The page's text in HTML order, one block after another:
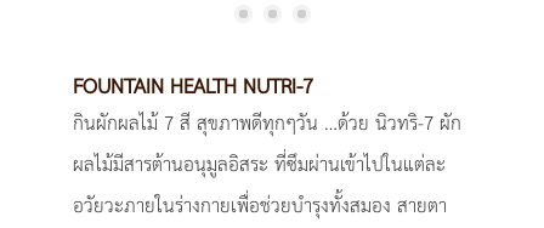
FOUNTAIN HEALTH NUTRI-7
กินผักผลไม้ 7 สี สุขภาพดีทุกๆวัน …ด้วย นิวทริ-7 ผัก
ผลไม้มีสารต้านอนุมูลอิสระ ที่ซึมผ่านเข้าไปในแต่ละ
อวัยวะภายในร่างกายเพื่อช่วยบำรุงทั้งสมอง สายตา